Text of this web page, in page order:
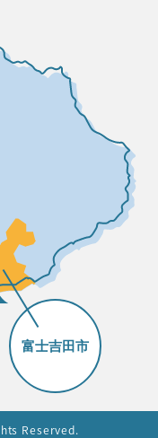
Reserved.